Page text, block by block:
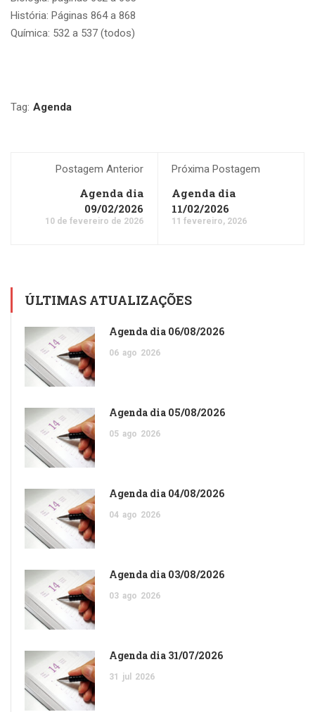
História: Páginas 864 a 868
Química: 532 a 537 (todos)
Tag: Agenda
Postagem Anterior
Agenda dia
09/02/2026
10 de fevereiro de 2026
Próxima Postagem
Agenda dia
11/02/2026
11 fevereiro, 2026
ÚLTIMAS ATUALIZAÇÕES
Agenda dia 06/08/2026
06 ago 2026
Agenda dia 05/08/2026
05 ago 2026
Agenda dia 04/08/2026
04 ago 2026
Agenda dia 03/08/2026
03 ago 2026
Agenda dia 31/07/2026
31 jul 2026